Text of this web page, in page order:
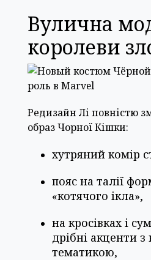
Вулична
королеви
Редизайн Лі повністю
образ Чорної Кішки:
хутряний комір
пояс на талії
«котячого ікла»,
на кросівках і
дрібні акценти
тематикою,